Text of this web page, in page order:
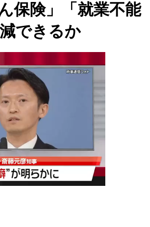
保険」「就業不能
できるか